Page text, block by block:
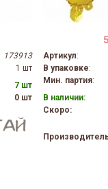
173913
1 шт
7 шт
0 шт
Артикул:
В упаковке:
Мин. партия:
В наличии:
Скоро: